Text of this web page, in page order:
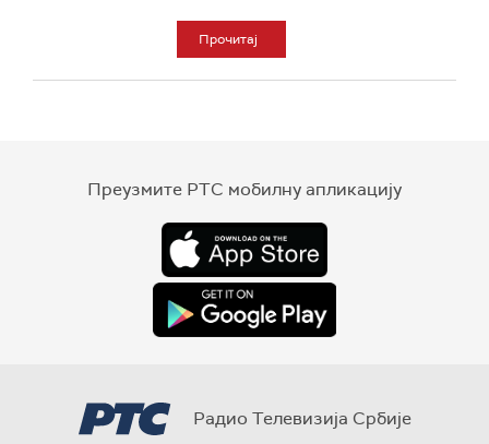
Прочитај
Преузмите РТС мобилну апликацију
Радио Телевизија Србије